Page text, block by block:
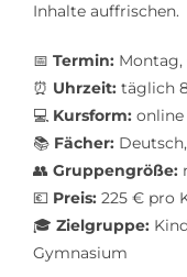
Inhalte auffrischen.
📅 Termin:Montag,
⏰ Uhrzeit:täglich
💻 Kursform:online
📚 Fächer:
👥 Gruppengröße:
💶 Preis:225 € pro
🎓 Zielgruppe:
Gymnasium